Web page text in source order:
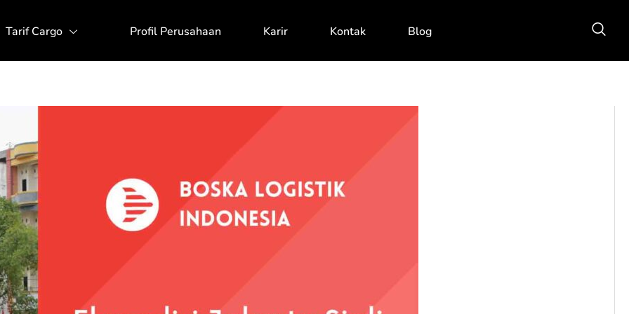
Tarif Cargo Profil Perusahaan Karir Kontak Blog